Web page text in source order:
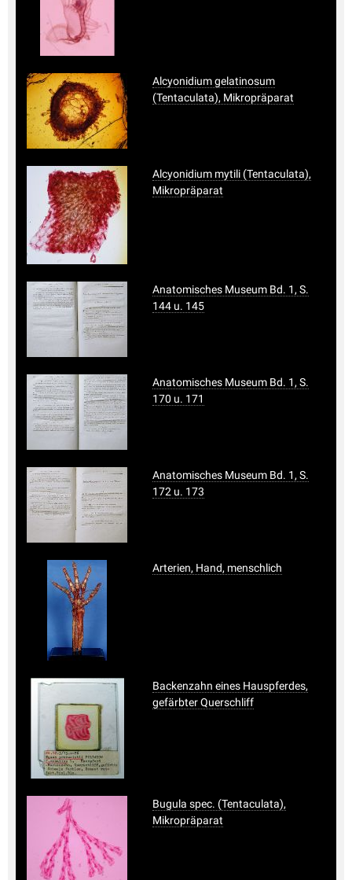
Alcyonidium gelatinosum
(Tentaculata), Mikropräparat
Alcyonidium mytili (Tentaculata),
Mikropräparat
Anatomisches Museum Bd. 1, S.
144 u. 145
Anatomisches Museum Bd. 1, S.
170 u. 171
Anatomisches Museum Bd. 1, S.
172 u. 173
Arterien, Hand, menschlich
Backenzahn eines Hauspferdes,
gefärbter Querschliff
Bugula spec. (Tentaculata),
Mikropräparat